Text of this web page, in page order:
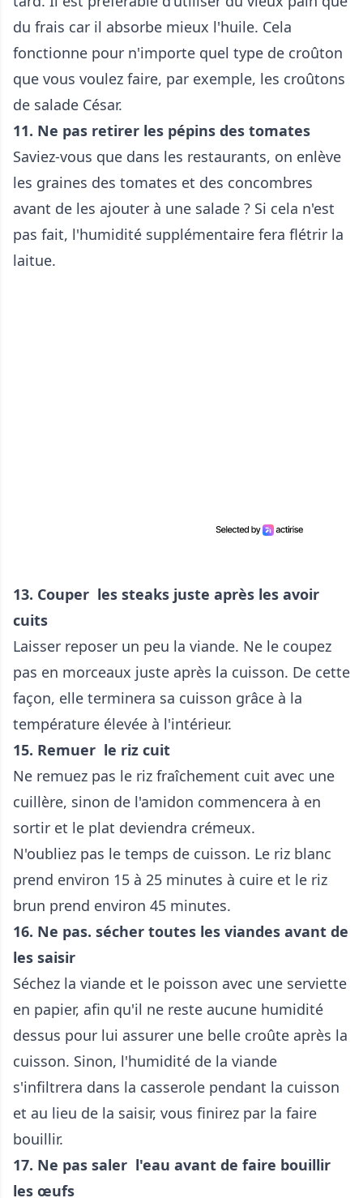
du frais car il absorbe mieux l'huile. Cela
fonctionne pour n'importe quel type de croûton
que vous voulez faire, par exemple, les croûtons
de salade César.
11. Ne pas retirer les pépins des tomates
Saviez-vous que dans les restaurants, on enlève
les graines des tomates et des concombres
avant de les ajouter à une salade ? Si cela n'est
pas fait, l'humidité supplémentaire fera flétrir la
laitue.
13. Couper les steaks juste après les avoir
cuits
Laisser reposer un peu la viande. Ne le coupez
pas en morceaux juste après la cuisson. De cette
façon, elle terminera sa cuisson grâce à la
température élevée à l'intérieur.
15. Remuer le riz cuit
Ne remuez pas le riz fraîchement cuit avec une
cuillère, sinon de l'amidon commencera à en
sortir et le plat deviendra crémeux.
N'oubliez pas le temps de cuisson. Le riz blanc
prend environ 15 à 25 minutes à cuire et le riz
brun prend environ 45 minutes.
16. Ne pas. sécher toutes les viandes avant de
les saisir
Séchez la viande et le poisson avec une serviette
en papier, afin qu'il ne reste aucune humidité
dessus pour lui assurer une belle croûte après la
cuisson. Sinon, l'humidité de la viande
s'infiltrera dans la casserole pendant la cuisson
et au lieu de la saisir, vous finirez par la faire
bouillir.
17. Ne pas saler l'eau avant de faire bouillir
les œufs